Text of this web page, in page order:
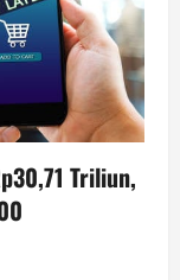
Triliun,